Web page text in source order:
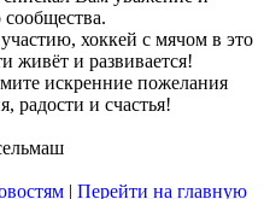
сообщества.
хоккей с мячом в это
живёт и развивается!
искренние пожелания
радости и счастья!
| Перейти на главную